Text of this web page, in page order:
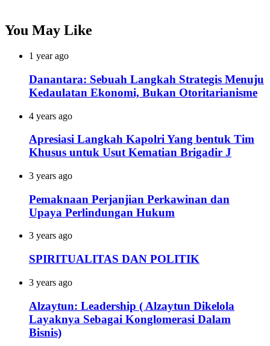
You May Like
1 year ago
Danantara: Sebuah Langkah Strategis Menuju
Kedaulatan Ekonomi, Bukan Otoritarianisme
4 years ago
Apresiasi Langkah Kapolri Yang bentuk Tim
Khusus untuk Usut Kematian Brigadir J
3 years ago
Pemaknaan Perjanjian Perkawinan dan
Upaya Perlindungan Hukum
3 years ago
SPIRITUALITAS DAN POLITIK
3 years ago
Alzaytun: Leadership ( Alzaytun Dikelola
Layaknya Sebagai Konglomerasi Dalam
Bisnis)